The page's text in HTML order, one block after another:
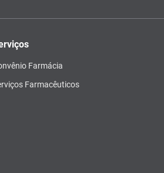
Farmácia
Farmacêuticos